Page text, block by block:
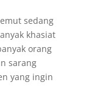
sedang
khasiat
orang
sarang
yang ingin